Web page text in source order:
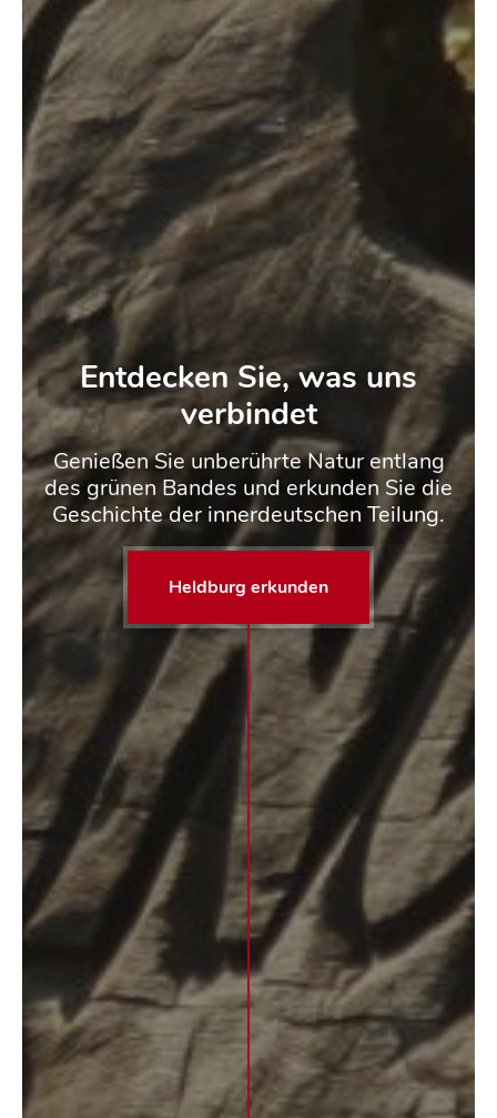
Entdecken Sie, was uns
verbindet
Genießen Sie unberührte Natur entlang
des grünen Bandes und erkunden Sie die
Geschichte der innerdeutschen Teilung.
Heldburg erkunden